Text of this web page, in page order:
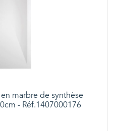
marbre de synthèse
- Réf.1407000176